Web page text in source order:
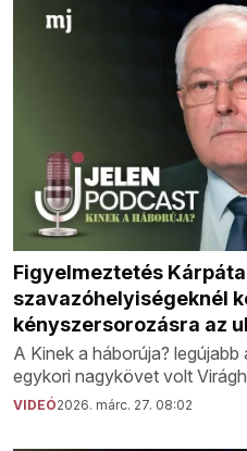
Figyelmeztetés
szavazóhelyiségeknél
kényszersorozásra az
A Kinek a háborúja? legújabb
egykori nagykövet volt
VIDEÓ2026. márc. 27. 08:02